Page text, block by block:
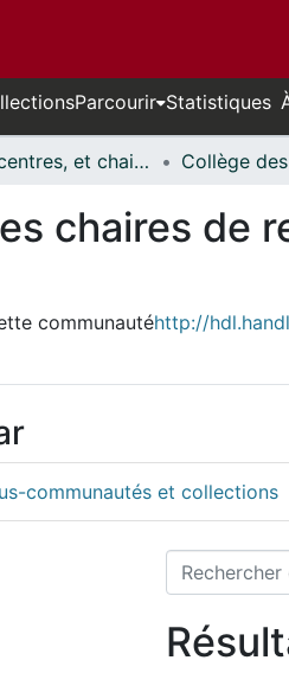
Parcourir Statistiques
Instituts, centres, et chaires de recherche // Research Institutes, Centres, and Chairs
chaires de
communautéhttp://
communautés et collections